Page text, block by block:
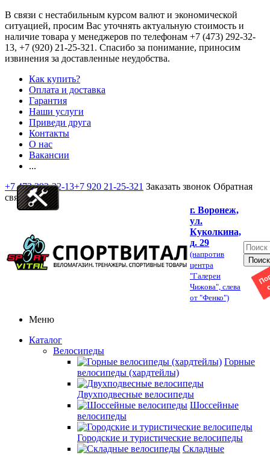
В связи с нестабильным курсом валют и экономической
ситуацией, просим Вас уточнять актуальную стоимость и
наличие товара у менеджеров по телефонам +7 (473) 292-32-
13, +7 (920) 21-25-321 . Спасибо за понимание, приносим
извинения за доставленные неудобства.
Как купить?
Оплата и доставка
Гарантия
Наши услуги
Приведи друга
Контакты
О нас
Вакансии
...
+7 473 292-32-13+7 920 21-25-321 Заказать звонок Обратная
связь
г. Воронеж,
ул.
Куколкина,
д. 29
(напротив
центра
"Галереи
Чижова", слева
от "Фенко")
Меню
Каталог
Велосипеды
Горные
велосипеды (хардтейлы)
Двухподвесные велосипеды
Шоссейные
велосипеды
Городские и туристические велосипеды
Складные